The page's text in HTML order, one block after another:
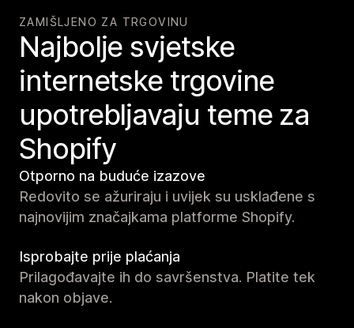
ZAMIŠLJENO ZA TRGOVINU
Najbolje svjetske
internetske trgovine
upotrebljavaju teme za
Shopify
Otporno na buduće izazove
Redovito se ažuriraju i uvijek su usklađene s
najnovijim značajkama platforme Shopify.
Isprobajte prije plaćanja
Prilagođavajte ih do savršenstva. Platite tek
nakon objave.